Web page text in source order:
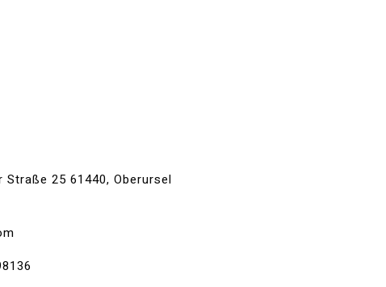
Straße 25 61440, Oberursel